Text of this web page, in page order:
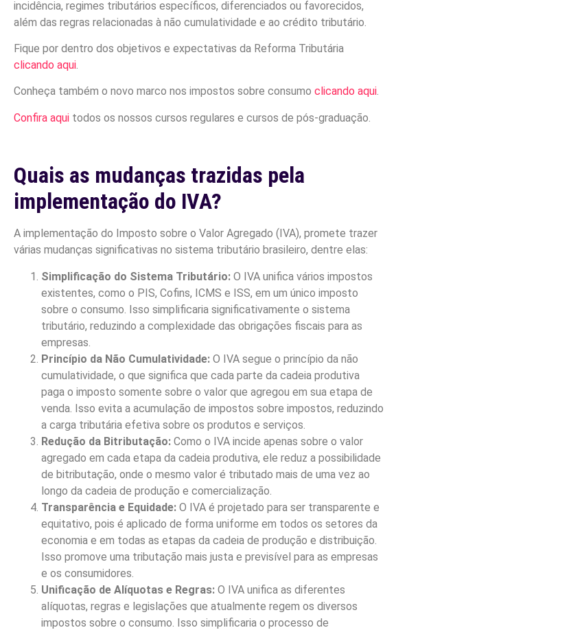
incidência, regimes tributários específicos, diferenciados ou favorecidos,
além das regras relacionadas à não cumulatividade e ao crédito tributário.
Fique por dentro dos objetivos e expectativas da Reforma Tributária
clicando aqui.
Conheça também o novo marco nos impostos sobre consumo clicando aqui.
Confira aqui todos os nossos cursos regulares e cursos de pós-graduação.
Quais as mudanças trazidas pela
implementação do IVA?
A implementação do Imposto sobre o Valor Agregado (IVA), promete trazer
várias mudanças significativas no sistema tributário brasileiro, dentre elas:
Simplificação do Sistema Tributário: O IVA unifica vários impostos
existentes, como o PIS, Cofins, ICMS e ISS, em um único imposto
sobre o consumo. Isso simplificaria significativamente o sistema
tributário, reduzindo a complexidade das obrigações fiscais para as
empresas.
Princípio da Não Cumulatividade: O IVA segue o princípio da não
cumulatividade, o que significa que cada parte da cadeia produtiva
paga o imposto somente sobre o valor que agregou em sua etapa de
venda. Isso evita a acumulação de impostos sobre impostos, reduzindo
a carga tributária efetiva sobre os produtos e serviços.
Redução da Bitributação: Como o IVA incide apenas sobre o valor
agregado em cada etapa da cadeia produtiva, ele reduz a possibilidade
de bitributação, onde o mesmo valor é tributado mais de uma vez ao
longo da cadeia de produção e comercialização.
Transparência e Equidade: O IVA é projetado para ser transparente e
equitativo, pois é aplicado de forma uniforme em todos os setores da
economia e em todas as etapas da cadeia de produção e distribuição.
Isso promove uma tributação mais justa e previsível para as empresas
e os consumidores.
Unificação de Alíquotas e Regras: O IVA unifica as diferentes
alíquotas, regras e legislações que atualmente regem os diversos
impostos sobre o consumo. Isso simplificaria o processo de